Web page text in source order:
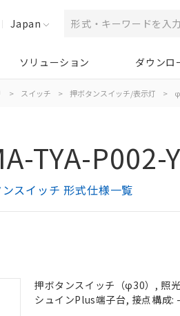
Japan
ソリューション ダウンロ
> スイッチ > 押ボタンスイッチ/表示灯 >
TYA-P002-
スイッチ 形式仕様一覧
押ボタンスイッチ（φ30）, 照
シュインPlus端子台, 接点構成: